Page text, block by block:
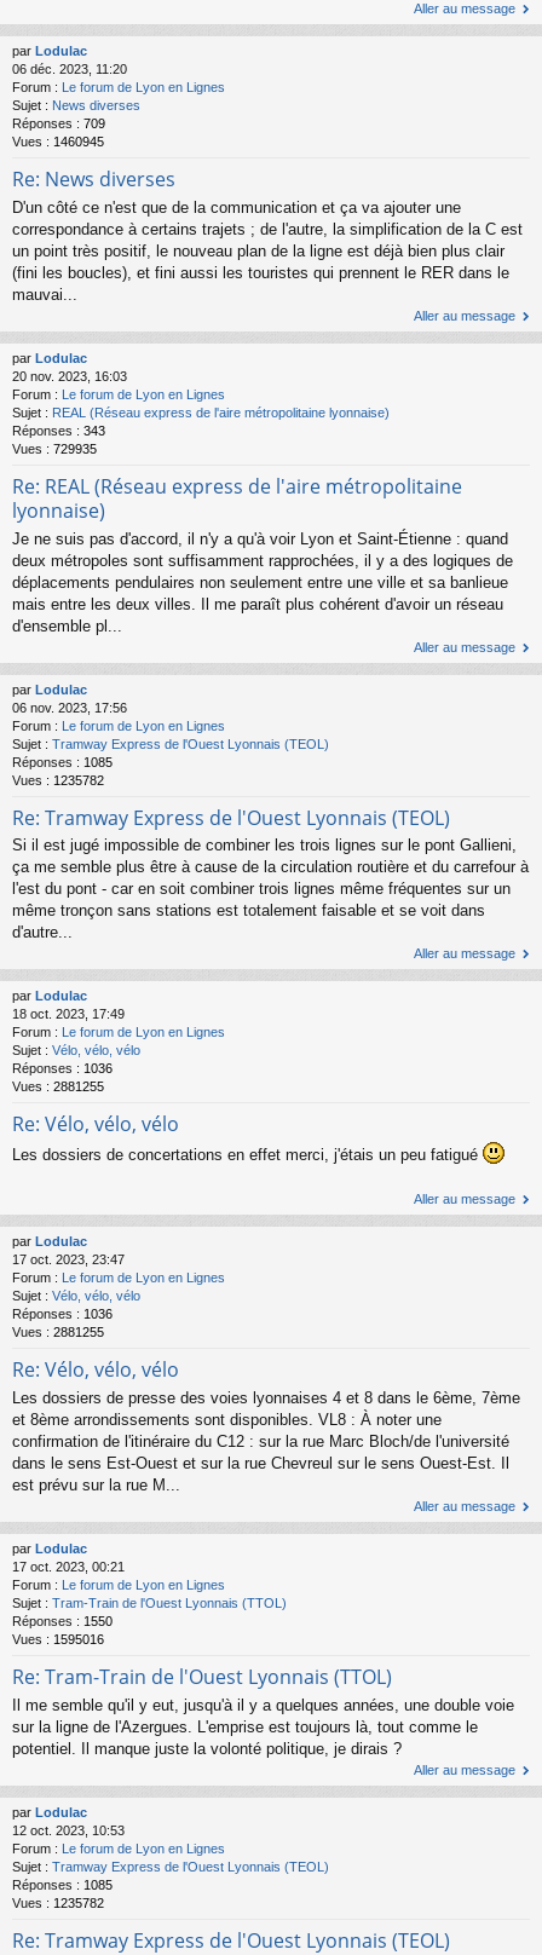
Aller au message
par Lodulac
06 déc. 2023, 11:20
Forum : Le forum de Lyon en Lignes
Sujet : News diverses
Réponses : 709
Vues : 1460945
Re: News diverses
D'un côté ce n'est que de la communication et ça va ajouter une
correspondance à certains trajets ; de l'autre, la simplification de la C est
un point très positif, le nouveau plan de la ligne est déjà bien plus clair
(fini les boucles), et fini aussi les touristes qui prennent le RER dans le
mauvai...
Aller au message
par Lodulac
20 nov. 2023, 16:03
Forum : Le forum de Lyon en Lignes
Sujet : REAL (Réseau express de l'aire métropolitaine lyonnaise)
Réponses : 343
Vues : 729935
Re: REAL (Réseau express de l'aire métropolitaine
lyonnaise)
Je ne suis pas d'accord, il n'y a qu'à voir Lyon et Saint-Étienne : quand
deux métropoles sont suffisamment rapprochées, il y a des logiques de
déplacements pendulaires non seulement entre une ville et sa banlieue
mais entre les deux villes. Il me paraît plus cohérent d'avoir un réseau
d'ensemble pl...
Aller au message
par Lodulac
06 nov. 2023, 17:56
Forum : Le forum de Lyon en Lignes
Sujet : Tramway Express de l'Ouest Lyonnais (TEOL)
Réponses : 1085
Vues : 1235782
Re: Tramway Express de l'Ouest Lyonnais (TEOL)
Si il est jugé impossible de combiner les trois lignes sur le pont Gallieni,
ça me semble plus être à cause de la circulation routière et du carrefour à
l'est du pont - car en soit combiner trois lignes même fréquentes sur un
même tronçon sans stations est totalement faisable et se voit dans
d'autre...
Aller au message
par Lodulac
18 oct. 2023, 17:49
Forum : Le forum de Lyon en Lignes
Sujet : Vélo, vélo, vélo
Réponses : 1036
Vues : 2881255
Re: Vélo, vélo, vélo
Les dossiers de concertations en effet merci, j'étais un peu fatigué
Aller au message
par Lodulac
17 oct. 2023, 23:47
Forum :
Le forum de Lyon en Lignes
Sujet : Vélo, vélo, vélo
Réponses : 1036
Vues : 2881255
Re: Vélo, vélo, vélo
Les dossiers de presse des voies lyonnaises 4 et 8 dans le 6ème, 7ème
et 8ème arrondissements sont disponibles. VL8 : À noter une
confirmation de l'itinéraire du C12 : sur la rue Marc Bloch/de l'université
dans le sens Est-Ouest et sur la rue Chevreul sur le sens Ouest-Est. Il
est prévu sur la rue M...
Aller au message
par Lodulac
17 oct. 2023, 00:21
Forum : Le forum de Lyon en Lignes
Sujet : Tram-Train de l'Ouest Lyonnais (TTOL)
Réponses : 1550
Vues : 1595016
Re: Tram-Train de l'Ouest Lyonnais (TTOL)
Il me semble qu'il y eut, jusqu'à il y a quelques années, une double voie
sur la ligne de l'Azergues. L'emprise est toujours là, tout comme le
potentiel. Il manque juste la volonté politique, je dirais ?
Aller au message
par Lodulac
12 oct. 2023, 10:53
Forum : Le forum de Lyon en Lignes
Sujet : Tramway Express de l'Ouest Lyonnais (TEOL)
Réponses : 1085
Vues : 1235782
Re: Tramway Express de l'Ouest Lyonnais (TEOL)